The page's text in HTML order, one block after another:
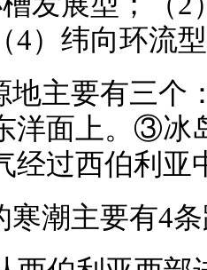
4）纬向环流
地主要有三
洋面上。③冰
经过西伯利亚
寒潮主要有4